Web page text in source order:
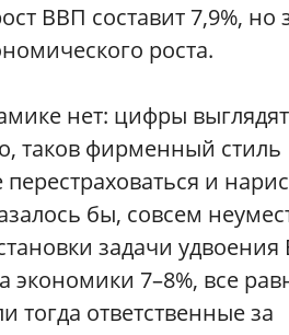
ВВП составит 7,9%, но
роста.
нет: цифры выглядят
таков фирменный стиль
и
бы, совсем
задачи
экономики 7–8%, все
тогда ответственные за